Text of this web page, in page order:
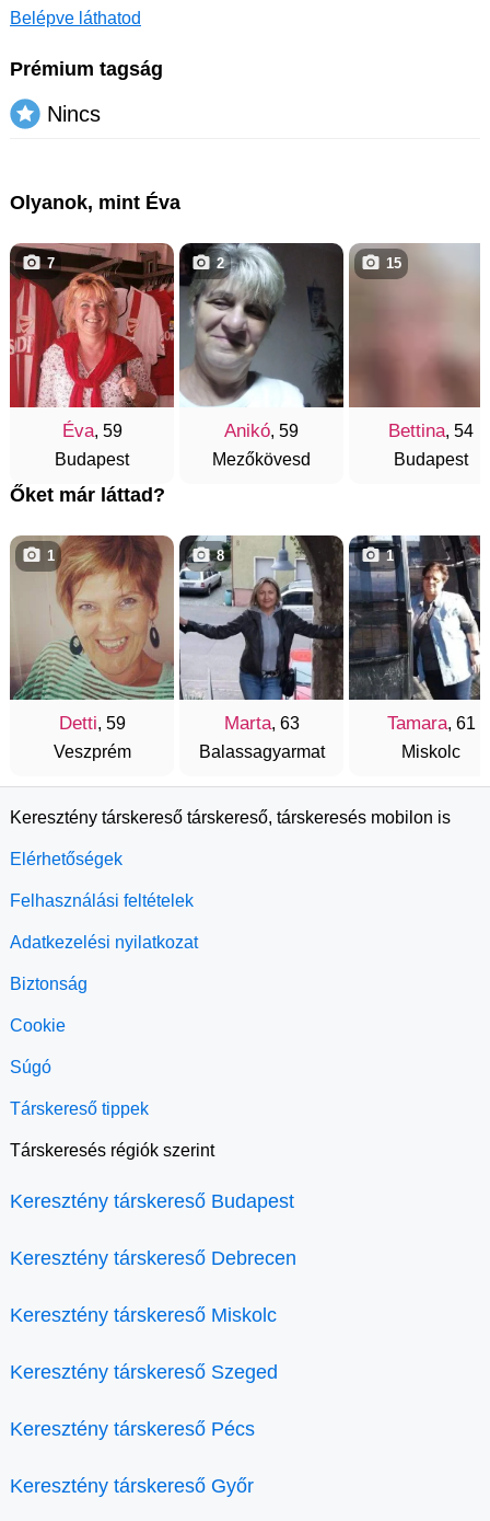
Belépve láthatod
Prémium tagság
Nincs
Olyanok, mint Éva
Éva, 59
Budapest
7
Anikó, 59
Mezőkövesd
2
Bettina, 54
Budapest
15
Őket már láttad?
Detti, 59
Veszprém
1
Marta, 63
Balassagyarmat
8
Tamara, 61
Miskolc
1
Keresztény társkereső társkereső, társkeresés mobilon is
Elérhetőségek
Felhasználási feltételek
Adatkezelési nyilatkozat
Biztonság
Cookie
Súgó
Társkereső tippek
Társkeresés régiók szerint
Keresztény társkereső Budapest
Keresztény társkereső Debrecen
Keresztény társkereső Miskolc
Keresztény társkereső Szeged
Keresztény társkereső Pécs
Keresztény társkereső Győr